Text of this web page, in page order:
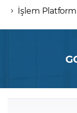
Hesap
Şifremi
İşlem